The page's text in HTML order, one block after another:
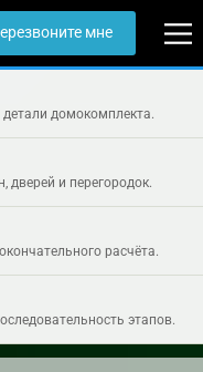
мне
домокомплекта.
дверей и перегородок.
расчёта.
этапов.